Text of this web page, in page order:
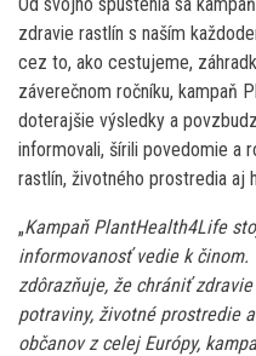
zdravie rastlín s naším
cez to, ako cestujeme,
záverečnom ročníku, kampaň
doterajšie výsledky a
informovali, šírili povedomie a
rastlín, životného prostredia aj
„Kampaň PlantHealth4Life
informovanosť vedie k činom.
zdôrazňuje, že chrániť
potraviny, životné prostredie
občanov z celej Európy,